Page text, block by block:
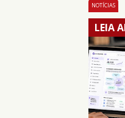
NOTÍCIAS
LEIA